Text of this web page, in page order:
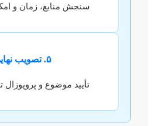
سنجش منابع، زمان و
۵. تصویب نهایی
تأیید موضوع و